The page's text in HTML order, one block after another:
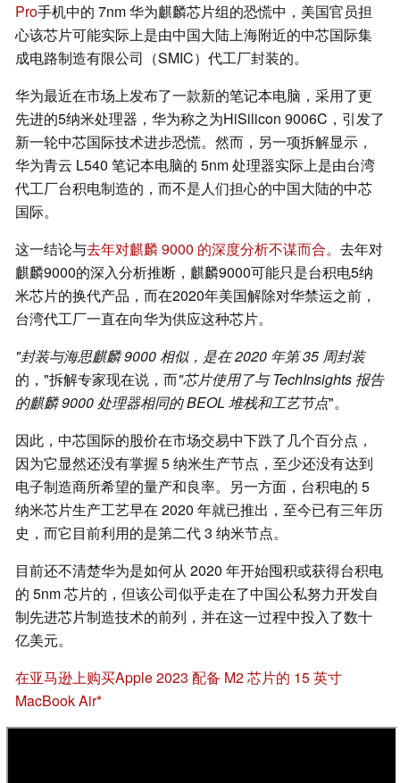
Pro手机中的 7nm 华为麒麟芯片组的恐慌中，美国官员担
心该芯片可能实际上是由中国大陆上海附近的中芯国际集
成电路制造有限公司（SMIC）代工厂封装的。
华为最近在市场上发布了一款新的笔记本电脑，采用了更
先进的5纳米处理器，华为称之为HiSilicon 9006C，引发了
新一轮中芯国际技术进步恐慌。然而，另一项拆解显示，
华为青云 L540 笔记本电脑的 5nm 处理器实际上是由台湾
代工厂台积电制造的，而不是人们担心的中国大陆的中芯
国际。
这一结论与去年对麒麟 9000 的深度分析不谋而合。 去年对
麒麟9000的深入分析推断，麒麟9000可能只是台积电5纳
米芯片的换代产品，而在2020年美国解除对华禁运之前，
台湾代工厂一直在向华为供应这种芯片。
"封装与海思麒麟 9000 相似，是在 2020 年第 35 周封装
的，"拆解专家现在说，而"芯片使用了与 TechInsights 报告
的麒麟 9000 处理器相同的 BEOL 堆栈和工艺节点"。
因此，中芯国际的股价在市场交易中下跌了几个百分点，
因为它显然还没有掌握 5 纳米生产节点，至少还没有达到
电子制造商所希望的量产和良率。另一方面，台积电的 5
纳米芯片生产工艺早在 2020 年就已推出，至今已有三年历
史，而它目前利用的是第二代 3 纳米节点。
目前还不清楚华为是如何从 2020 年开始囤积或获得台积电
的 5nm 芯片的，但该公司似乎走在了中国公私努力开发自
制先进芯片制造技术的前列，并在这一过程中投入了数十
亿美元。
在亚马逊上购买Apple 2023 配备 M2 芯片的 15 英寸
MacBook Air